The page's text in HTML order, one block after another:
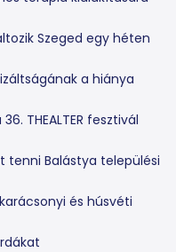
Szeged egy héten
a hiánya
THEALTER fesztivál
tenni Balástya települési
és húsvéti